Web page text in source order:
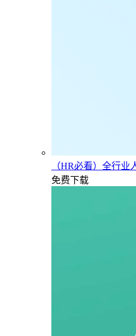
（HR必看）全行业
免费下载